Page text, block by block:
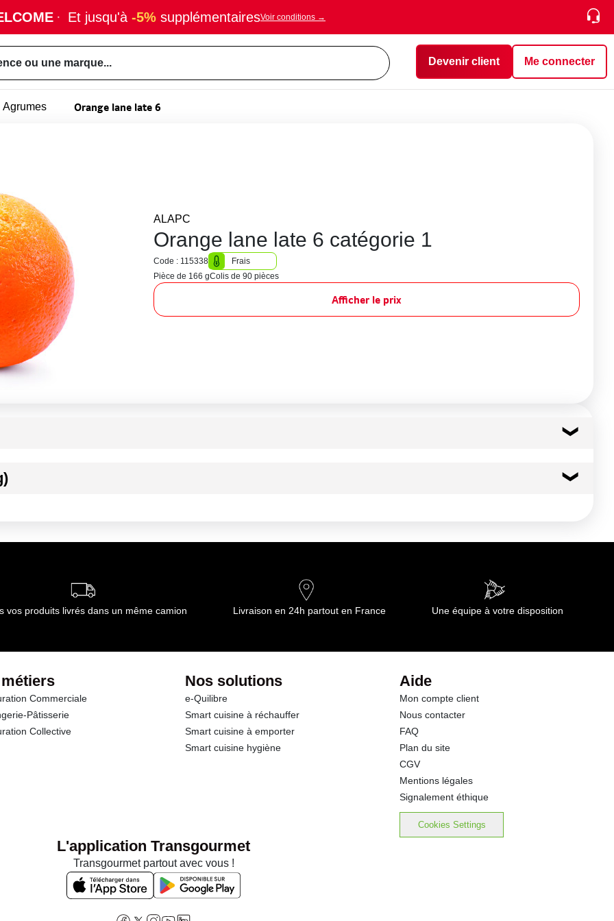
· Et jusqu'à -5% supplémentairesVoir conditions →
ou une marque... Devenir client Me connecter
Agrumes Orange lane late 6
ALAPC
Orange lane late 6 catégorie 1
Code : 115338
Frais
Pièce de 166 gColis de 90 pièces
Afficher le prix
166 kj
0.07 g
vos produits livrés dans un même camion Livraison en 24h partout en France Une équipe à votre disposition
Commerciale
Pâtisserie
Collective
Nos solutions
e-Quilibre
Smart cuisine à réchauffer
Smart cuisine à emporter
Smart cuisine hygiène
Aide
Mon compte client
Nous contacter
FAQ
Plan du site
CGV
Mentions légales
Signalement éthique
Cookies Settings
L'application Transgourmet
Transgourmet partout avec vous !